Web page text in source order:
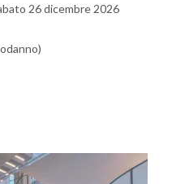
26 dicembre 2026